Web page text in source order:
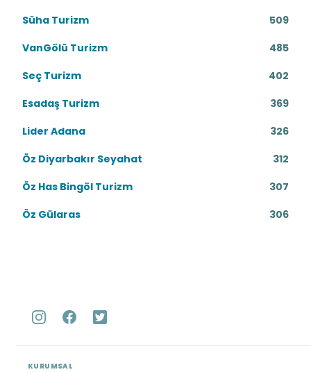
Süha Turizm
509
VanGölü Turizm
485
Seç Turizm
402
Esadaş Turizm
369
Lider Adana
326
Öz Diyarbakır Seyahat
312
Öz Has Bingöl Turizm
307
Öz Gülaras
306
KURUMSAL